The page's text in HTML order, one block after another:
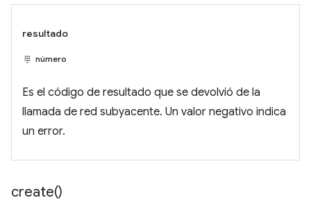
resultado
número
Es el código de resultado que se devolvió de la
llamada de red subyacente. Un valor negativo indica
un error.
create()